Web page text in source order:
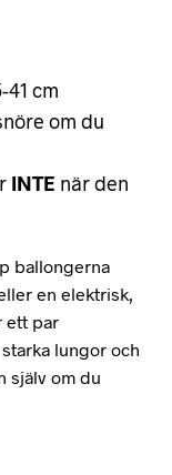
cm
om du
INTE när den
ballongerna
en elektrisk,
ett par
lungor och
själv om du